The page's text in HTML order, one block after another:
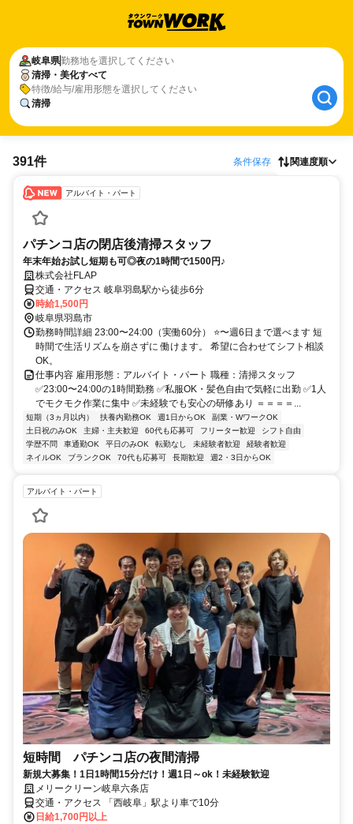
岐阜県勤務地を選択してください
清掃・美化すべて
特徴/給与/雇用形態を選択してください
清掃
391件 条件保存 関連度順
アルバイト・パート
パチンコ店の閉店後清掃スタッフ
年末年始お試し短期も可◎夜の1時間で1500円♪
株式会社FLAP
交通・アクセス 岐阜羽島駅から徒歩6分
時給1,500円
岐阜県羽島市
勤務時間詳細 23:00〜24:00（実働60分） ⭐〜週6日まで選べます 短
時間で生活リズムを崩さずに 働けます。 希望に合わせてシフト相談
OK。
仕事内容 雇用形態：アルバイト・パート 職種：清掃スタッフ
✅23:00〜24:00の1時間勤務 ✅私服OK・髪色自由で気軽に出勤 ✅1人
でモクモク作業に集中 ✅未経験でも安心の研修あり ＝＝＝＝...
短期（3ヵ月以内） 扶養内勤務OK 週1日からOK
副業・WワークOK
土日祝のみOK
主婦・主夫歓迎 60代も応募可 フリーター歓迎
シフト自由
学歴不問
車通勤OK 平日のみOK 転勤なし 未経験者歓迎
経験者歓迎
ネイルOK
ブランクOK 70代も応募可 長期歓迎 週2・3日からOK
アルバイト・パート
短時間 パチンコ店の夜間清掃
新規大募集！1日1時間15分だけ！週1日～ok！未経験歓迎
メリークリーン岐阜六条店
交通・アクセス 「西岐阜」駅より車で10分
日給1,700円以上